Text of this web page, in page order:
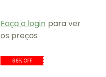
Faça o login para ver
os preços
66% OFF